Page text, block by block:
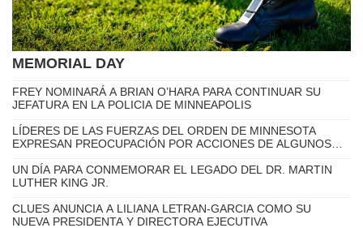
DETENCIÓN DE MIGRANTES EN EEUU ALCANZA SU PUNTO
MÁS ALTO DURANTE EL GOBIERNO DE TRUMP
LE LLEGÓ UN RFE O UN NOID DE LA OFICINA DE MIGRACION
(USCIS): ¿QUÉ SIGNIFICA Y QUÉ DEBE HACER AHORA?
LIDERAZGO